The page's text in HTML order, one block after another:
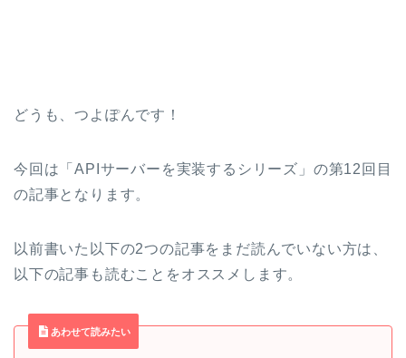
どうも、つよぽんです！
今回は「APIサーバーを実装するシリーズ」の第12回目
の記事となります。
以前書いた以下の2つの記事をまだ読んでいない方は、
以下の記事も読むことをオススメします。
あわせて読みたい